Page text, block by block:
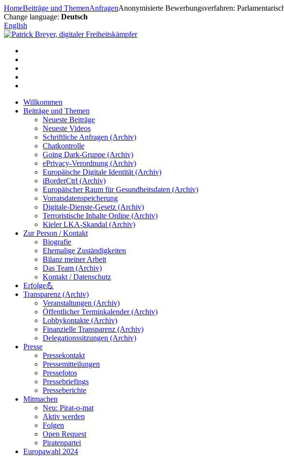
Zum
Inhalt
springen
HomeBeiträge und ThemenAnfragenAnonymisierte Bewerbungsverfahren:
Change language: Deutsch
English
Willkommen
Beiträge und Themen
Neueste Beiträge
Neueste Videos
Schriftliche Anfragen (Archiv)
Chatkontrolle
Going Dark-Gruppe (Archiv)
ePrivacy-Verordnung (Archiv)
Europäische Digitale Identität (Archiv)
iBorderCtrl (Archiv)
Europäischer Raum für Gesundheitsdaten (Archiv)
Vorratsdatenspeicherung
Digitale-Dienste-Gesetz (Archiv)
Terroristische Inhalte Online (Archiv)
Kieler LKA-Skandal (Archiv)
Zur Person / Kontakt
Biografie
Ehemalige Zuständigkeiten
Bilanz meiner Arbeit
Das Team (Archiv)
Kontakt / Datenschutz
Erfolge💪
Transparenz (Archiv)
Veranstaltungen (Archiv)
Öffentlicher Terminkalender (Archiv)
Lobbykontakte (Archiv)
Finanzielle Transparenz (Archiv)
Delegationssitzungen (Archiv)
Presse
Pressekontakt
Pressemitteilungen
Pressefotos
Pressebriefings
Presseberichte
Mitmachen
Neu: Pirat-o-mat
Aktiv werden
Folgen
Open Request
Piratenpartei
Europawahl 2024